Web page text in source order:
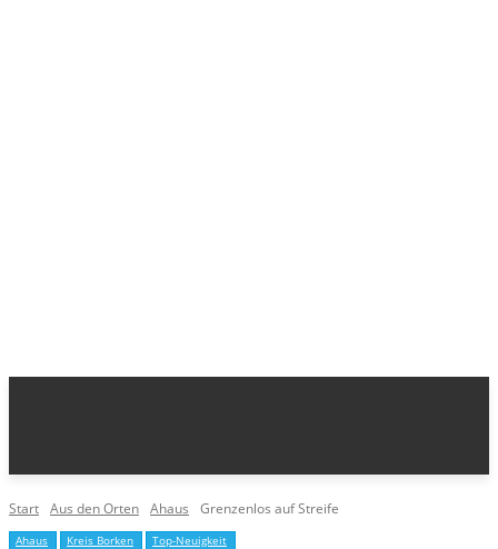
Start Aus den Orten Ahaus Grenzenlos auf Streife
Ahaus Kreis Borken Top-Neuigkeit